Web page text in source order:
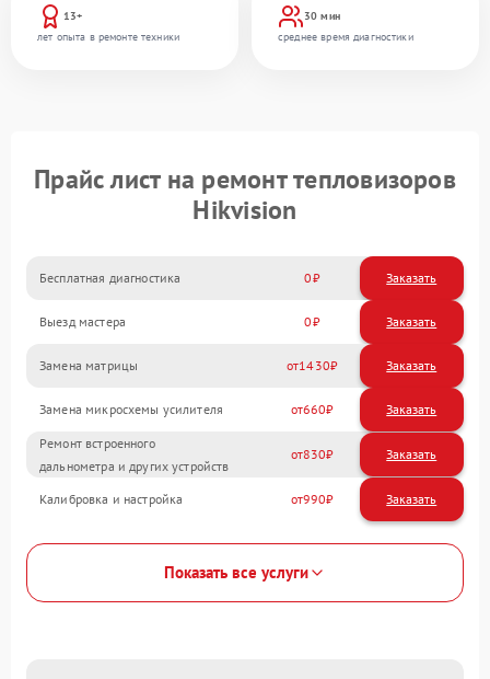
13+
лет опыта в ремонте техники
30 мин
среднее время диагностики
Прайс лист на ремонт тепловизоров
Hikvision
Бесплатная диагностика 0 Заказать
Выезд мастера 0 Заказать
Замена матрицы 1430
Замена микросхемы усилителя 660
Ремонт встроенного
дальнометра и других устройств
830
Калибровка и настройка 990
Показать все услуги